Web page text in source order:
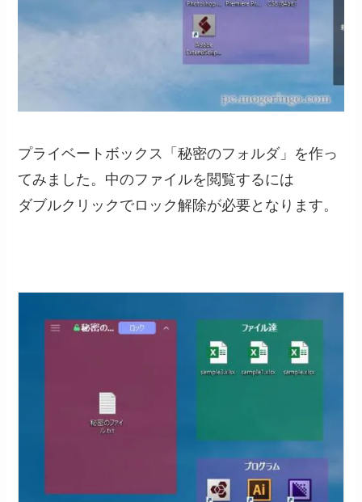
プライベートボックス「秘密のフォルダ」を作っ
てみました。中のファイルを閲覧するには
ダブルクリックでロック解除が必要となります。